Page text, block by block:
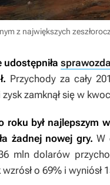
z największych
Przychody za cały
zamknął się w
roku był
żadnej nowej gry. W
mln dolarów
o 69% i wyniósł